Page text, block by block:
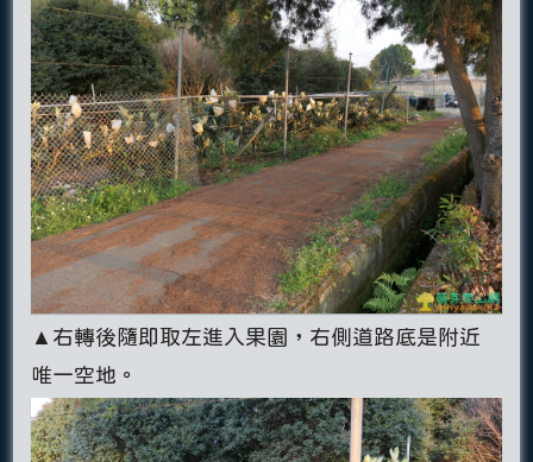
▲右轉後隨即取左進入果園，右側道路底是附近
唯一空地。